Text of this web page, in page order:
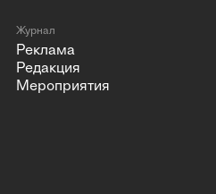
Журнал
Реклама
Редакция
Мероприятия